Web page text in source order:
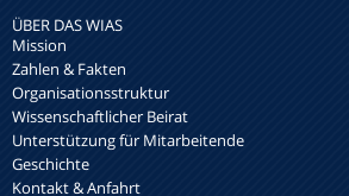
ÜBER DAS WIAS
Mission
Zahlen & Fakten
Organisationsstruktur
Wissenschaftlicher Beirat
Unterstützung für Mitarbeitende
Geschichte
Kontakt & Anfahrt